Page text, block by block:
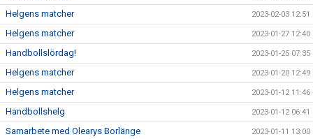
Helgens matcher 2023-02-03 12:51
Helgens matcher 2023-01-27 12:40
Handbollslördag! 2023-01-25 07:35
Helgens matcher 2023-01-20 12:49
Helgens matcher 2023-01-12 11:46
Handbollshelg 2023-01-12 06:41
Samarbete med Olearys Borlänge 2023-01-11 13:00